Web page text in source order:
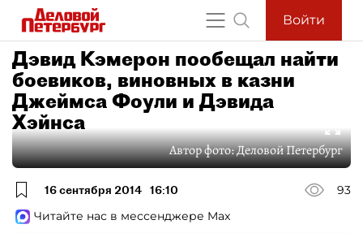
Войти
Дэвид Кэмерон пообещал найти
боевиков, виновных в казни
Джеймса Фоули и Дэвида
Хэйнса
Автор фото:Деловой Петербург
16 сентября 2014 16:10
93
Читайте нас в мессенджере Max